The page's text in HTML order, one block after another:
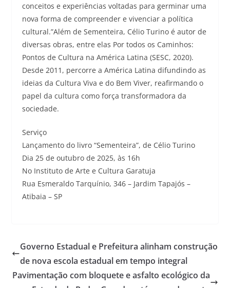
conceitos e experiências voltadas para germinar uma
nova forma de compreender e vivenciar a política
cultural.”Além de Sementeira, Célio Turino é autor de
diversas obras, entre elas Por todos os Caminhos:
Pontos de Cultura na América Latina (SESC, 2020).
Desde 2011, percorre a América Latina difundindo as
ideias da Cultura Viva e do Bem Viver, reafirmando o
papel da cultura como força transformadora da
sociedade.
Serviço
Lançamento do livro “Sementeira”, de Célio Turino
Dia 25 de outubro de 2025, às 16h
No Instituto de Arte e Cultura Garatuja
Rua Esmeraldo Tarquínio, 346 – Jardim Tapajós –
Atibaia – SP
Governo Estadual e Prefeitura alinham construção
de nova escola estadual em tempo integral
Pavimentação com bloquete e asfalto ecológico da